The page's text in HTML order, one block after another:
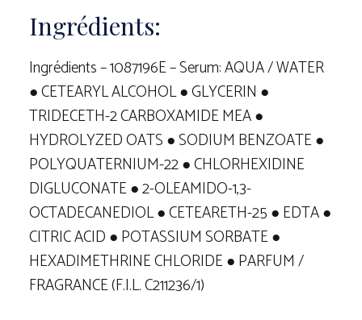
Ingrédients:
Ingrédients – 1087196E – Serum: AQUA / WATER
● CETEARYL ALCOHOL ● GLYCERIN ●
TRIDECETH-2 CARBOXAMIDE MEA ●
HYDROLYZED OATS ● SODIUM BENZOATE ●
POLYQUATERNIUM-22 ● CHLORHEXIDINE
DIGLUCONATE ● 2-OLEAMIDO-1,3-
OCTADECANEDIOL ● CETEARETH-25 ● EDTA ●
CITRIC ACID ● POTASSIUM SORBATE ●
HEXADIMETHRINE CHLORIDE ● PARFUM /
FRAGRANCE (F.I.L. C211236/1)